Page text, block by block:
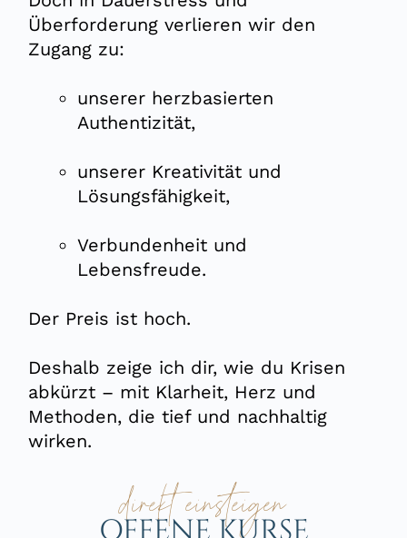
Überforderung verlieren wir den
Zugang zu:
unserer herzbasierten
Authentizität,
unserer Kreativität und
Lösungsfähigkeit,
Verbundenheit und
Lebensfreude.
Der Preis ist hoch.
Deshalb zeige ich dir, wie du Krisen
abkürzt – mit Klarheit, Herz und
Methoden, die tief und nachhaltig
wirken.
direkt einsteigen